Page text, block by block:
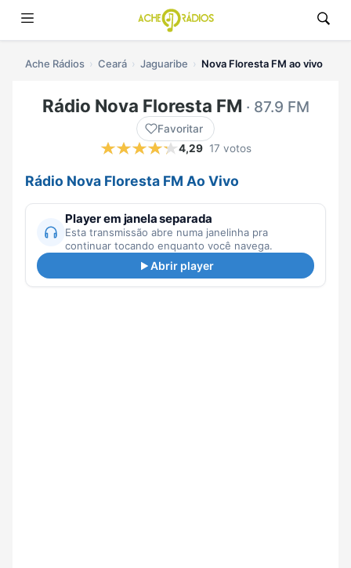
Ache Rádios Ceará Jaguaribe Nova Floresta FM ao vivo
Rádio Nova Floresta FM · 87.9 FM
Favoritar
4,29 17 votos
Rádio Nova Floresta FM Ao Vivo
Player em janela separada
Esta transmissão abre numa janelinha pra
continuar tocando enquanto você navega.
Abrir player